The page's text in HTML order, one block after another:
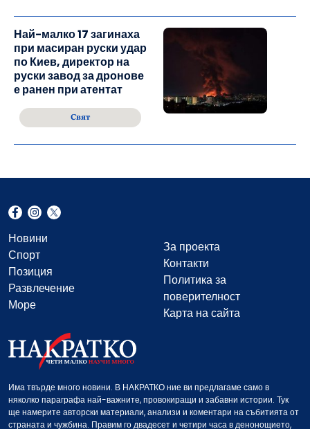
Най-малко 17 загинаха
при масиран руски удар
по Киев, директор на
руски завод за дронове
е ранен при атентат
Свят
Новини
Спорт
Позиция
Развлечение
Море
За проекта
Контакти
Политика за
поверителност
Карта на сайта
Има твърде много новини. В НАКРАТКО ние ви предлагаме само в
няколко параграфа най-важните, провокиращи и забавни истории. Тук
ще намерите авторски материали, анализи и коментари на събитията от
страната и чужбина. Правим го двадесет и четири часа в денонощието,